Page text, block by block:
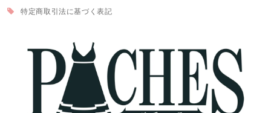
特定商取引法に基づく表記